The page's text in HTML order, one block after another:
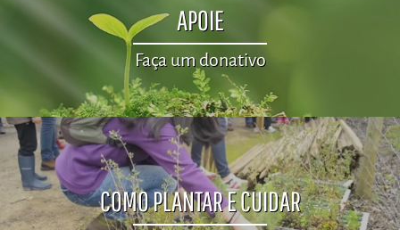
APOIE
Faça um donativo
COMO PLANTAR E CUIDAR